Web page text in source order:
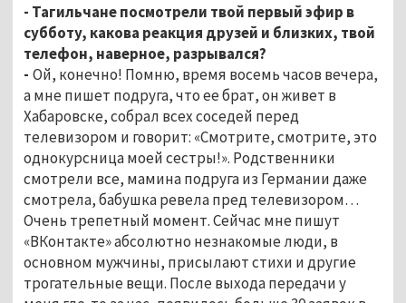
- Тагильчане посмотрели твой первый эфир в
субботу, какова реакция друзей и близких, твой
телефон, наверное, разрывался?
- Ой, конечно! Помню, время восемь часов вечера,
а мне пишет подруга, что ее брат, он живет в
Хабаровске, собрал всех соседей перед
телевизором и говорит: «Смотрите, смотрите, это
однокурсница моей сестры!». Родственники
смотрели все, мамина подруга из Германии даже
смотрела, бабушка ревела пред телевизором…
Очень трепетный момент. Сейчас мне пишут
«ВКонтакте» абсолютно незнакомые люди, в
основном мужчины, присылают стихи и другие
трогательные вещи. После выхода передачи у